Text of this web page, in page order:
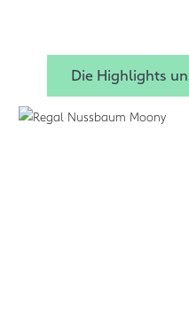
Die Highlights